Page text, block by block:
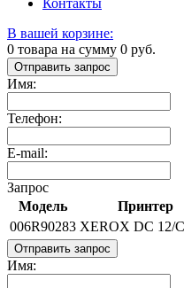
В вашей корзине:
0 товара на сумму 0 руб.
Отправить запрос
Имя:
Телефон:
E-mail:
Запрос
Модель
Принтер
006R90283 XEROX DC 12/
Отправить запрос
Имя: